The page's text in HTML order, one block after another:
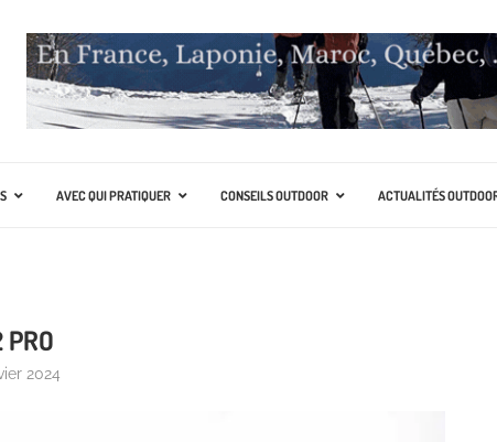
AVEC QUI PRATIQUER CONSEILS OUTDOOR ACTUALITÉS
2024